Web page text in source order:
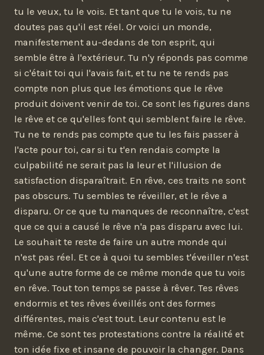
tu le veux, tu le vois. Et tant que tu le vois, tu ne
doutes pas qu'il est réel. Or voici un monde,
manifestement au-dedans de ton esprit, qui
semble être à l'extérieur. Tu n'y réponds pas comme
si c'était toi qui l'avais fait, et tu ne te rends pas
compte non plus que les émotions que le rêve
produit doivent venir de toi. Ce sont les figures dans
le rêve et ce qu'elles font qui semblent faire le rêve.
Tu ne te rends pas compte que tu les fais passer à
l'acte pour toi, car si tu t'en rendais compte la
culpabilité ne serait pas la leur et l'illusion de
satisfaction disparaîtrait. En rêve, ces traits ne sont
pas obscurs. Tu sembles te réveiller, et le rêve a
disparu. Or ce que tu manques de reconnaître, c'est
que ce qui a causé le rêve n'a pas disparu avec lui.
Le souhait te reste de faire un autre monde qui
n'est pas réel. Et ce à quoi tu sembles t'éveiller n'est
qu'une autre forme de ce même monde que tu vois
en rêve. Tout ton temps se passe à rêver. Tes rêves
endormis et tes rêves éveillés ont des formes
différentes, mais c'est tout. Leur contenu est le
même. Ce sont tes protestations contre la réalité et
ton idée fixe et insane de pouvoir la changer. Dans